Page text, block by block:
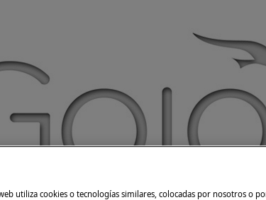
utiliza cookies o tecnologías similares, colocadas por nosotros o